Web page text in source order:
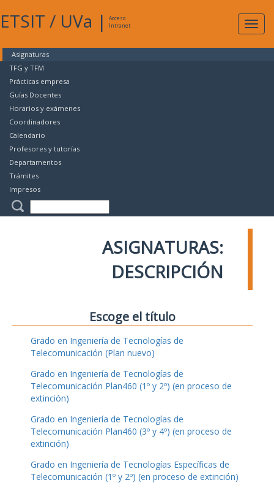
ETSIT / UVa |
Acceso
Intranet
Asignaturas
TFG y TFM
Prácticas empresa
Guías Docentes
Horarios y exámenes
Coordinadores
Calendario
Profesores y tutorías
Departamentos
Trámites
Impresos
ASIGNATURAS:
DESCRIPCIÓN
Escoge el título
Grado en Ingeniería de Tecnologías de
Telecomunicación (Plan nuevo)
Grado en Ingeniería de Tecnologías de
Telecomunicación Plan460 (1º y 2º) (en proceso de
extinción)
Grado en Ingeniería de Tecnologías de
Telecomunicación Plan460 (3º y 4º) (en proceso de
extinción)
Grado en Ingeniería de Tecnologías Específicas de
Telecomunicación (1º y 2º) (en proceso de extinción)